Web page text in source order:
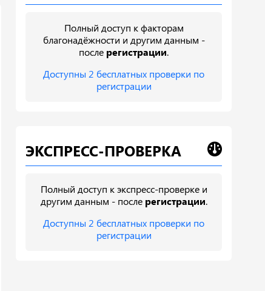
Полный доступ к факторам
благонадёжности и другим данным -
после регистрации.
Доступны 2 бесплатных проверки по
регистрации
ЭКСПРЕСС-ПРОВЕРКА
Полный доступ к экспресс-проверке и
другим данным - после регистрации.
Доступны 2 бесплатных проверки по
регистрации